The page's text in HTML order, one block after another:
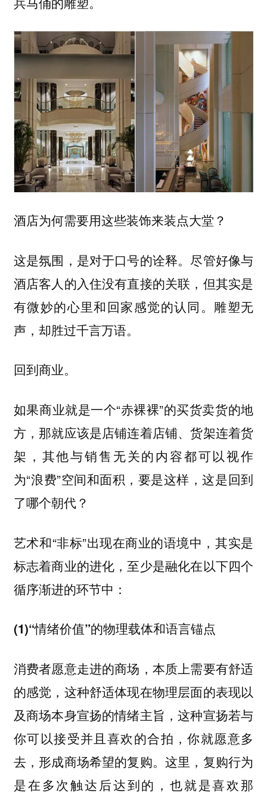
酒店为何需要用这些装饰来装点大堂？
这是氛围，是对于口号的诠释。尽管好像与
酒店客人的入住没有直接的关联，但其实是
有微妙的心里和回家感觉的认同。雕塑无
声，却胜过千言万语。
回到商业。
如果商业就是一个“赤裸裸”的买货卖货的地
方，那就应该是店铺连着店铺、货架连着货
架，其他与销售无关的内容都可以视作
为“浪费”空间和面积，要是这样，这是回到
了哪个朝代？
艺术和“非标”出现在商业的语境中，其实是
标志着商业的进化，至少是融化在以下四个
循序渐进的环节中：
(1)“情绪价值”的物理载体和语言锚点
消费者愿意走进的商场，本质上需要有舒适
的感觉，这种舒适体现在物理层面的表现以
及商场本身宣扬的情绪主旨，这种宣扬若与
你可以接受并且喜欢的合拍，你就愿意多
去，形成商场希望的复购。这里，复购行为
是在多次触达后达到的，也就是喜欢那